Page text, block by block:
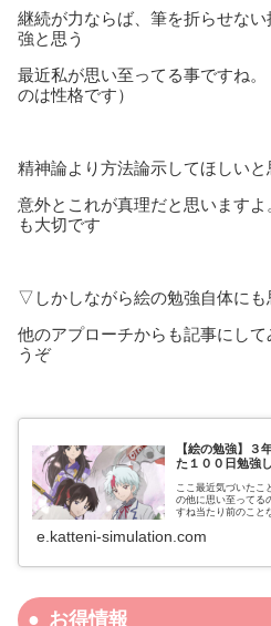
継続が力ならば、筆を折らせな
強と思う
最近私が思い至ってる事ですね
のは性格です）
精神論より方法論示してほしい
意外とこれが真理だと思います
も大切です
▽しかしながら絵の勉強自体に
他のアプローチからも記事にし
うぞ
【絵の勉強】３
た１００日勉強
ここ最近気づいた
の他に思い至ってる
すね当たり前のこと
節がありました知見
は作業に差が出る...
e.katteni-simulation.com
お得情報